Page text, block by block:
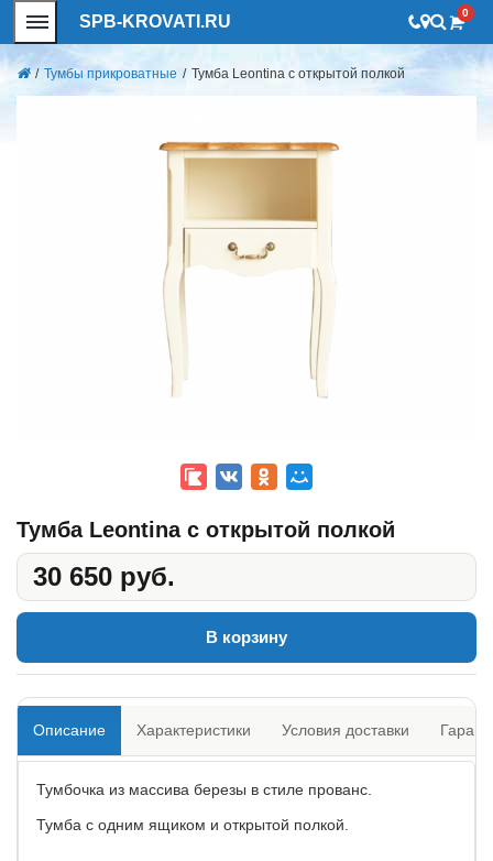
SPB-KROVATI.RU 0
/ Тумбы прикроватные / Тумба Leontina с открытой полкой
Тумба Leontina с открытой полкой
30 650 руб.
В корзину
Описание Характеристики Условия доставки
Тумбочка из массива березы в стиле прованс.
Тумба с одним ящиком и открытой полкой.